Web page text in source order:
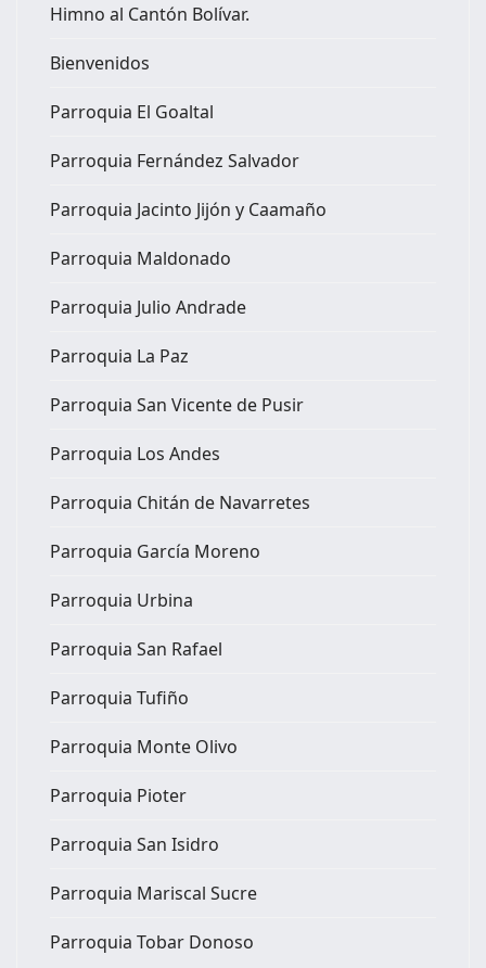
Himno al Cantón Bolívar.
Bienvenidos
Parroquia El Goaltal
Parroquia Fernández Salvador
Parroquia Jacinto Jijón y Caamaño
Parroquia Maldonado
Parroquia Julio Andrade
Parroquia La Paz
Parroquia San Vicente de Pusir
Parroquia Los Andes
Parroquia Chitán de Navarretes
Parroquia García Moreno
Parroquia Urbina
Parroquia San Rafael
Parroquia Tufiño
Parroquia Monte Olivo
Parroquia Pioter
Parroquia San Isidro
Parroquia Mariscal Sucre
Parroquia Tobar Donoso